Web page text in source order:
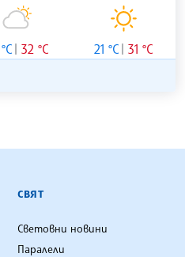
32 °C 21 °C 31 °C
АГЕНЦИЯ
СВЯТ
Световни новини
Паралели